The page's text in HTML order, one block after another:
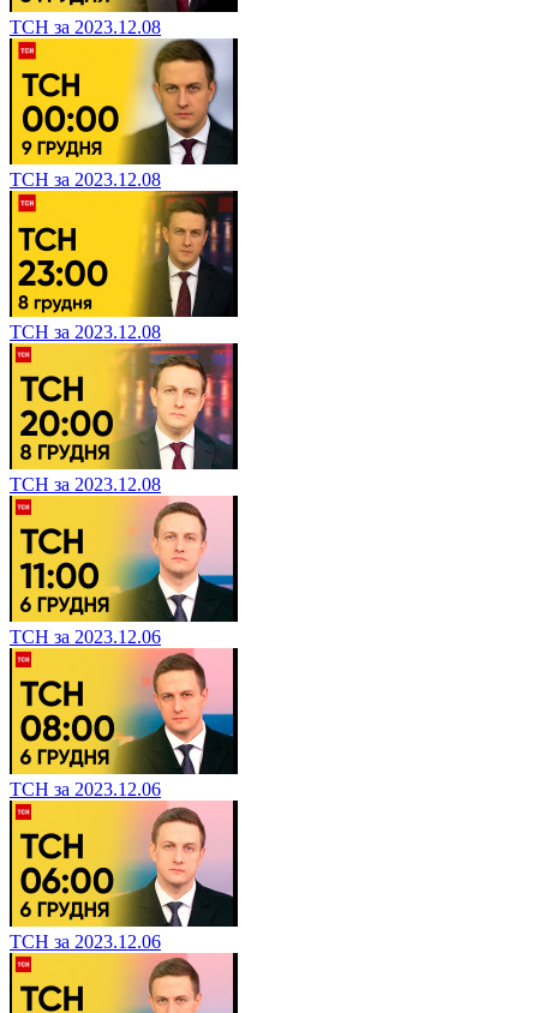
ТСН за 2023.12.08
ТСН за 2023.12.08
ТСН за 2023.12.08
ТСН за 2023.12.08
ТСН за 2023.12.06
ТСН за 2023.12.06
ТСН за 2023.12.06